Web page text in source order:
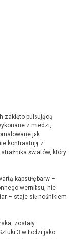
zaklęto pulsującą
z miedzi,
jak
kontrastują z
strażnika światów, który
kapsułę barw –
werniksu, nie
– staje się nośnikiem
zostały
3 w Łodzi jako